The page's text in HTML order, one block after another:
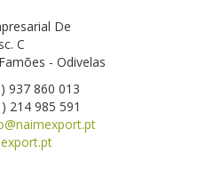
De
C
- Odivelas
937 860 013
214 985 591